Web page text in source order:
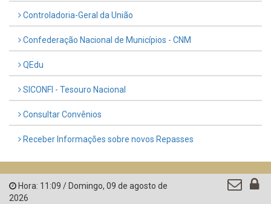
Controladoria-Geral da União
Confederação Nacional de Municípios - CNM
QEdu
SICONFI - Tesouro Nacional
Consultar Convênios
Receber Informações sobre novos Repasses
Hora: 11:09 / Domingo, 09 de agosto de
2026